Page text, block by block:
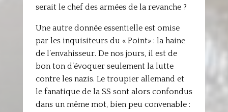
serait le chef des armées de la revanche ?
Une autre donnée essentielle est omise
par les inquisiteurs du « Point» : la haine
de l’envahisseur. De nos jours, il est de
bon ton d’évoquer seulement la lutte
contre les nazis. Le troupier allemand et
le fanatique de la SS sont alors confondus
dans un même mot, bien peu convenable :